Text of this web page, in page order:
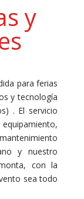
y
para ferias
y tecnología
. El servicio
y nuestro
con la
sea todo